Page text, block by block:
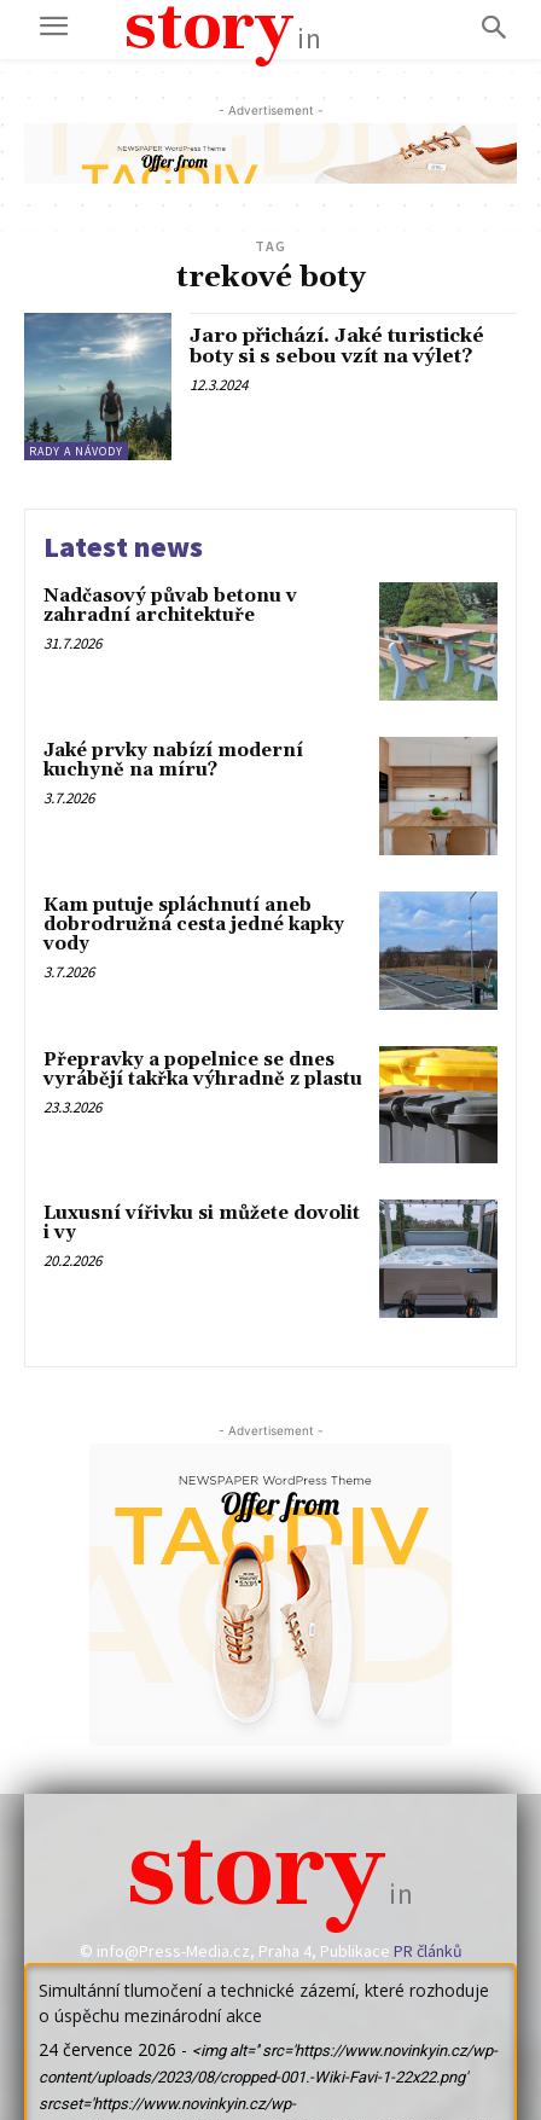
storyin
- Advertisement -
TAG
trekové boty
RADY A NÁVODY
Jaro přichází. Jaké turistické
boty si s sebou vzít na výlet?
12.3.2024
Latest news
Nadčasový půvab betonu v
zahradní architektuře
31.7.2026
Jaké prvky nabízí moderní
kuchyně na míru?
3.7.2026
Kam putuje spláchnutí aneb
dobrodružná cesta jedné kapky
vody
3.7.2026
Přepravky a popelnice se dnes
vyrábějí takřka výhradně z plastu
23.3.2026
Luxusní vířivku si můžete dovolit
i vy
20.2.2026
- Advertisement -
storyin
© info@Press-Media.cz, Praha 4, Publikace PR článků
Simultánní tlumočení a technické zázemí, které rozhoduje
o úspěchu mezinárodní akce
24 července 2026 - <img alt='' src='https://www.novinkyin.cz/wp-
content/uploads/2023/08/cropped-001.-Wiki-Favi-1-22x22.png'
srcset='https://www.novinkyin.cz/wp-